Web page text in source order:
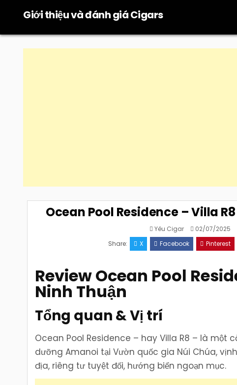
Giới thiệu và đánh giá Cigars
Ocean Pool Residence – Villa
Yêu Cigar 02/07/2025
Share:
X Facebook Pinterest
Review Ocean Pool
Ninh Thuận
Tổng quan & Vị trí
Ocean Pool Residence – hay Villa R8 – là một
dưỡng Amanoi tại Vườn quốc gia Núi Chúa,
địa, riêng tư tuyệt đối, hướng biển ngoạn mục.